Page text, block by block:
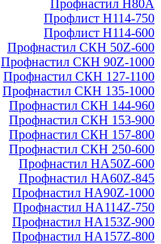
Профнастил Н80А
Профлист Н114-750
Профлист Н114-600
Профнастил СКН 50Z-600
Профнастил СКН 90Z-1000
Профнастил СКН 127-1100
Профнастил СКН 135-1000
Профнастил СКН 144-960
Профнастил СКН 153-900
Профнастил СКН 157-800
Профнастил СКН 250-600
Профнастил НА50Z-600
Профнастил НА60Z-845
Профнастил НА90Z-1000
Профнастил НА114Z-750
Профнастил НА153Z-900
Профнастил НА157Z-800